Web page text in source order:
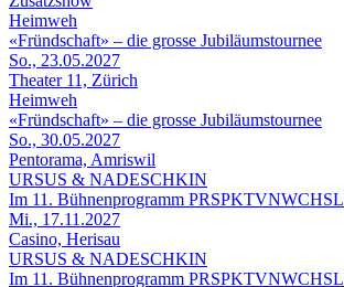
Heimweh
«Fründschaft» – die grosse Jubiläumstournee
So., 23.05.2027
Theater 11, Zürich
Heimweh
«Fründschaft» – die grosse Jubiläumstournee
So., 30.05.2027
Pentorama, Amriswil
URSUS & NADESCHKIN
Im 11. Bühnenprogramm PRSPKTVNWCHSL
Mi., 17.11.2027
Casino, Herisau
URSUS & NADESCHKIN
Im 11. Bühnenprogramm PRSPKTVNWCHSL